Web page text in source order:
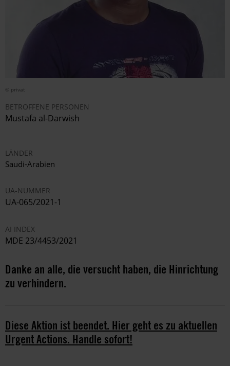
© privat
BETROFFENE PERSONEN
Mustafa al-Darwish
LÄNDER
Saudi-Arabien
UA-NUMMER
UA-065/2021-1
AI INDEX
MDE 23/4453/2021
Danke an alle, die versucht haben, die Hinrichtung
zu verhindern.
Diese Aktion ist beendet. Hier geht es zu aktuellen
Urgent Actions. Handle sofort!